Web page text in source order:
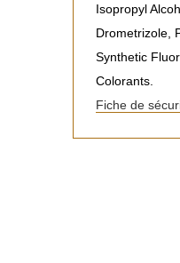
Isopropyl
Drometrizole,
Synthetic
Colorants.
Fiche de